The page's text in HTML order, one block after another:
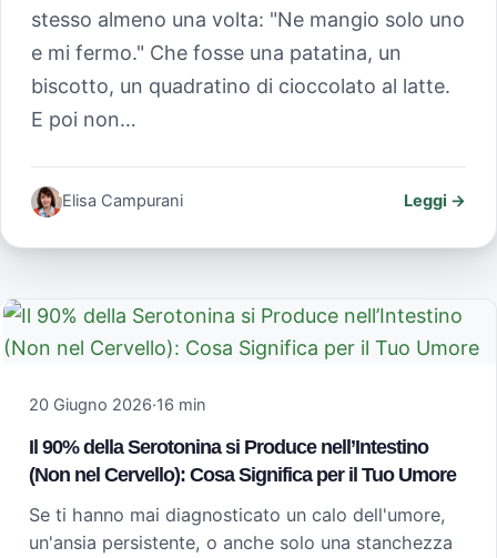
stesso almeno una volta: "Ne mangio solo uno
e mi fermo." Che fosse una patatina, un
biscotto, un quadratino di cioccolato al latte.
E poi non…
Elisa Campurani Leggi →
20 Giugno 2026·16 min
Il 90% della Serotonina si Produce nell’Intestino
(Non nel Cervello): Cosa Significa per il Tuo Umore
Se ti hanno mai diagnosticato un calo dell'umore,
un'ansia persistente, o anche solo una stanchezza